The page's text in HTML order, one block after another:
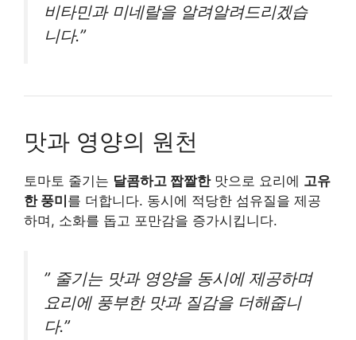
비타민과 미네랄을 알려알려드리겠습
니다.”
맛과 영양의 원천
토마토 줄기는 달콤하고 짭짤한맛으로 요리에 고유
한 풍미를 더합니다. 동시에 적당한 섬유질을 제공
하며, 소화를 돕고 포만감을 증가시킵니다.
” 줄기는 맛과 영양을 동시에 제공하며
요리에 풍부한 맛과 질감을 더해줍니
다.”